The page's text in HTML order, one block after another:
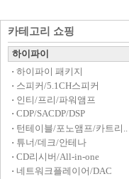
카테고리 쇼핑
하이파이
· 하이파이 패키지
· 스피커/5.1CH스피커
· 인티/프리/파워앰프
· CDP/SACDP/DSP
· 턴테이블/포노앰프/카트리..
· 튜너/데크/안테나
· CD리시버/All-in-one
· 네트워크플레이어/DAC